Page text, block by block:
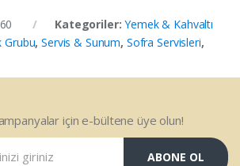
Kategoriler:Yemek & Kahvaltı
Grubu,Servis & Sunum, Sofra Servisleri,
için e-bültene üye olun!
ABONE OL